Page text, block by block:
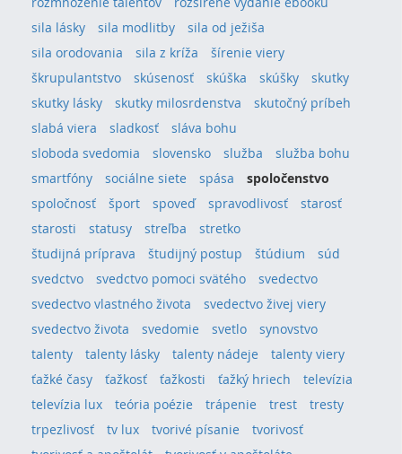
sila lásky
sila modlitby
sila od ježiša
sila orodovania
sila z kríža
šírenie viery
škrupulantstvo
skúsenosť skúška skúšky
skutky
skutky lásky
skutky milosrdenstva
skutočný príbeh
slabá viera
sladkosť
sláva bohu
sloboda svedomia
slovensko služba
služba bohu
smartfóny
sociálne siete spása
spoločenstvo
spoločnosť
šport spoveď spravodlivosť
starosť
starosti
statusy streľba
stretko
študijná príprava
študijný postup štúdium
súd
svedctvo
svedctvo pomoci svätého
svedectvo
svedectvo vlastného života
svedectvo živej viery
svedectvo života
svedomie svetlo
synovstvo
talenty
talenty lásky talenty nádeje
talenty viery
ťažké časy
ťažkosť ťažkosti ťažký hriech
televízia
televízia lux
teória poézie trápenie trest
tresty
trpezlivosť
tv lux tvorivé písanie
tvorivosť